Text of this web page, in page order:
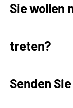
Experten
Sie wollen
treten?
Senden